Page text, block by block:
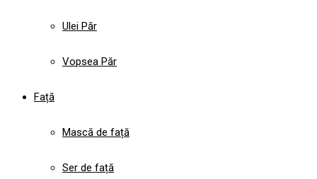
Ulei Păr
Vopsea Păr
Față
Mască de față
Ser de față